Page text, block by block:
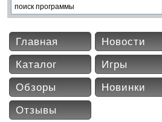
Главная
Новости
Каталог
Игры
Обзоры
Новинки
Отзывы